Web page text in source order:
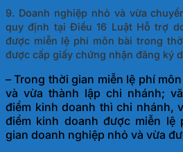
9. Doanh nghiệp nhỏ và vừa
quy định tại Điều 16 Luật Hỗ trợ
được miễn lệ phí môn bài trong
được cấp giấy chứng nhận đăng ký
– Trong thời gian miễn lệ phí
và vừa thành lập chi nhánh;
điểm kinh doanh thì chi nhánh,
điểm kinh doanh được miễn lệ
gian doanh nghiệp nhỏ và vừa